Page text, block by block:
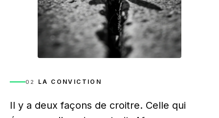
02 LA CONVICTION
Il y a deux façons de croitre. Celle qui